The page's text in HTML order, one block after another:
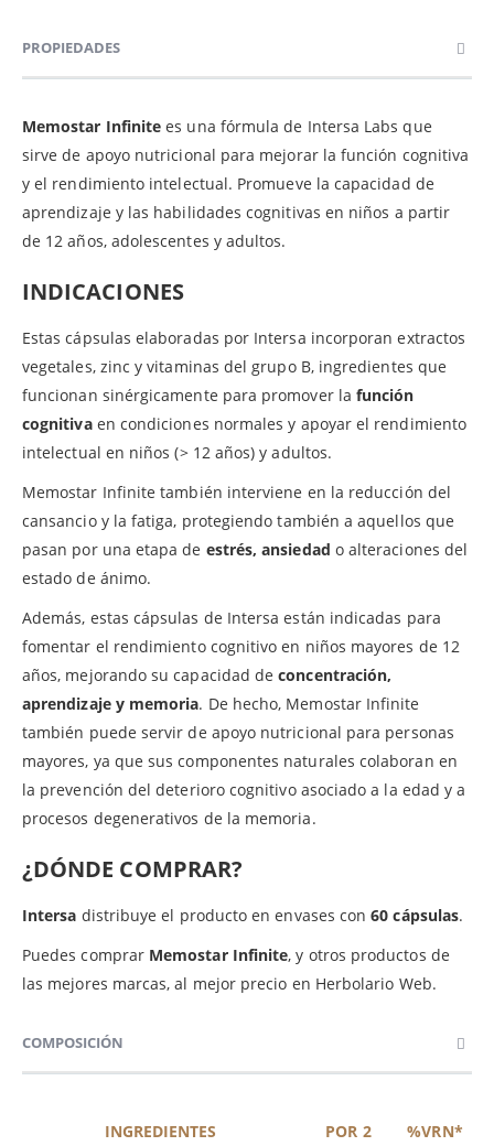
PROPIEDADES
Memostar Infinitees una fórmula de Intersa Labs que
sirve de apoyo nutricional para mejorar la función cognitiva
y el rendimiento intelectual. Promueve la capacidad de
aprendizaje y las habilidades cognitivas en niños a partir
de 12 años, adolescentes y adultos.
INDICACIONES
Estas cápsulas elaboradas por Intersa incorporan extractos
vegetales, zinc y vitaminas del grupo B, ingredientes que
funcionan sinérgicamente para promover la función
cognitivaen condiciones normales y apoyar el rendimiento
intelectual en niños (> 12 años) y adultos.
Memostar Infinite también interviene en la reducción del
cansancio y la fatiga, protegiendo también a aquellos que
pasan por una etapa de estrés, ansiedad o alteraciones del
estado de ánimo.
Además, estas cápsulas de Intersa están indicadas para
fomentar el rendimiento cognitivo en niños mayores de 12
años, mejorando su capacidad deconcentración,
aprendizaje y memoria. De hecho, Memostar Infinite
también puede servir de apoyo nutricional para personas
mayores, ya que sus componentes naturales colaboran en
la prevención del deterioro cognitivo asociado a la edad y a
procesos degenerativos de la memoria.
¿DÓNDE COMPRAR?
Intersa distribuye el producto en envases con60 cápsulas.
Puedes comprar Memostar Infinite, y otros productos de
las mejores marcas, al mejor precio en Herbolario Web.
COMPOSICIÓN
INGREDIENTES
POR 2
%VRN*